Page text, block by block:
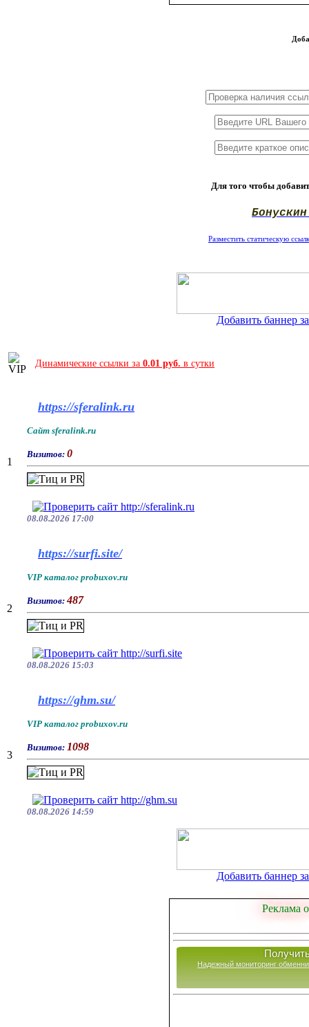
Для того чтобы
Разместить статическую
Добавить баннер
Динамические ссылки за 0.01 руб. в сутки
1
https://sferalink.ru
Сайт sferalink.ru
Визитов: 0
08.08.2026 17:00
2
https://surfi.site/
VIP каталог probuxov.ru
Визитов: 487
08.08.2026 15:03
3
https://ghm.su/
VIP каталог probuxov.ru
Визитов: 1098
08.08.2026 14:59
Добавить баннер
Реклама
Надежный мониторинг